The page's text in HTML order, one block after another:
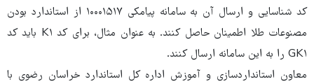
کد شناسایی و ارسال آن به سامانه پیامکی ۱۰۰۰۱۵۱۷ از استاندارد بودن
مصنوعات طلا اطمینان حاصل کنند. به عنوان مثال، برای کد K۱ باید کد
GK۱ را به این سامانه ارسال کنند.
معاون استانداردسازی و آموزش اداره کل استاندارد خراسان رضوی با